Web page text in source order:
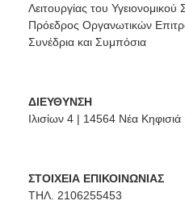
Λειτουργίας του Υγειονομικού
Πρόεδρος Οργανωτικών
Συνέδρια και Συμπόσια
ΔΙΕΥΘΥΝΣΗ
Ιλισίων 4 | 14564 Νέα
ΣΤΟΙΧΕΙΑ ΕΠΙΚΟΙΝΩΝΙΑΣ
ΤΗΛ. 2106255453